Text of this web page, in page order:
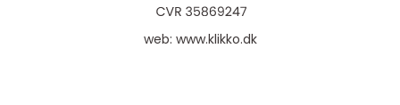
web: www.klikko.dk